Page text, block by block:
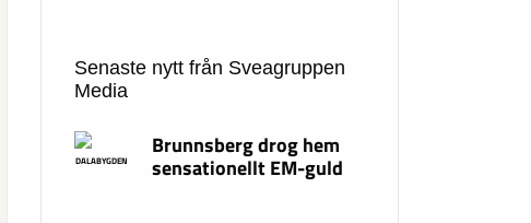
Senaste nytt från Sveagruppen
Media
DALABYGDEN
Brunnsberg drog hem
sensationellt EM-guld